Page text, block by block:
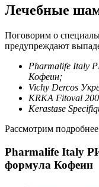
Лечебные
Поговорим о
предупреждают
Pharmalife Italy
Кофеин;
Vichy Dercos
KRKA Fitoval
Kerastase
Рассмотрим
Pharmalife Italy
формула Кофеин